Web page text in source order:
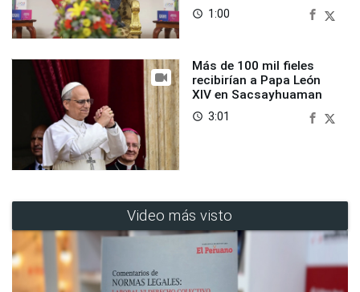
access_time 1:00
Más de 100 mil fieles
recibirían a Papa León
XIV en Sacsayhuaman
access_time 3:01
Video más visto